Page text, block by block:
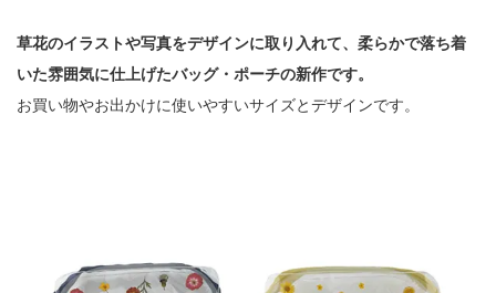
草花のイラストや写真をデザインに取り入れて、柔らかで落ち着
いた雰囲気に仕上げたバッグ・ポーチの新作です。
お買い物やお出かけに使いやすいサイズとデザインです。